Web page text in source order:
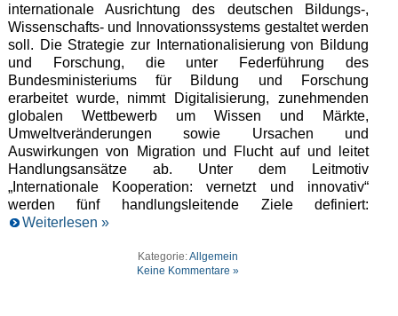
internationale Ausrichtung des deutschen Bildungs-,
Wissenschafts- und Innovationssystems gestaltet werden
soll. Die Strategie zur Internationalisierung von Bildung
und Forschung, die unter Federführung des
Bundesministeriums für Bildung und Forschung
erarbeitet wurde, nimmt Digitalisierung, zunehmenden
globalen Wettbewerb um Wissen und Märkte,
Umweltveränderungen sowie Ursachen und
Auswirkungen von Migration und Flucht auf und leitet
Handlungsansätze ab. Unter dem Leitmotiv
„Internationale Kooperation: vernetzt und innovativ“
werden fünf handlungsleitende Ziele definiert:
Weiterlesen »
Kategorie:Allgemein
Keine Kommentare »